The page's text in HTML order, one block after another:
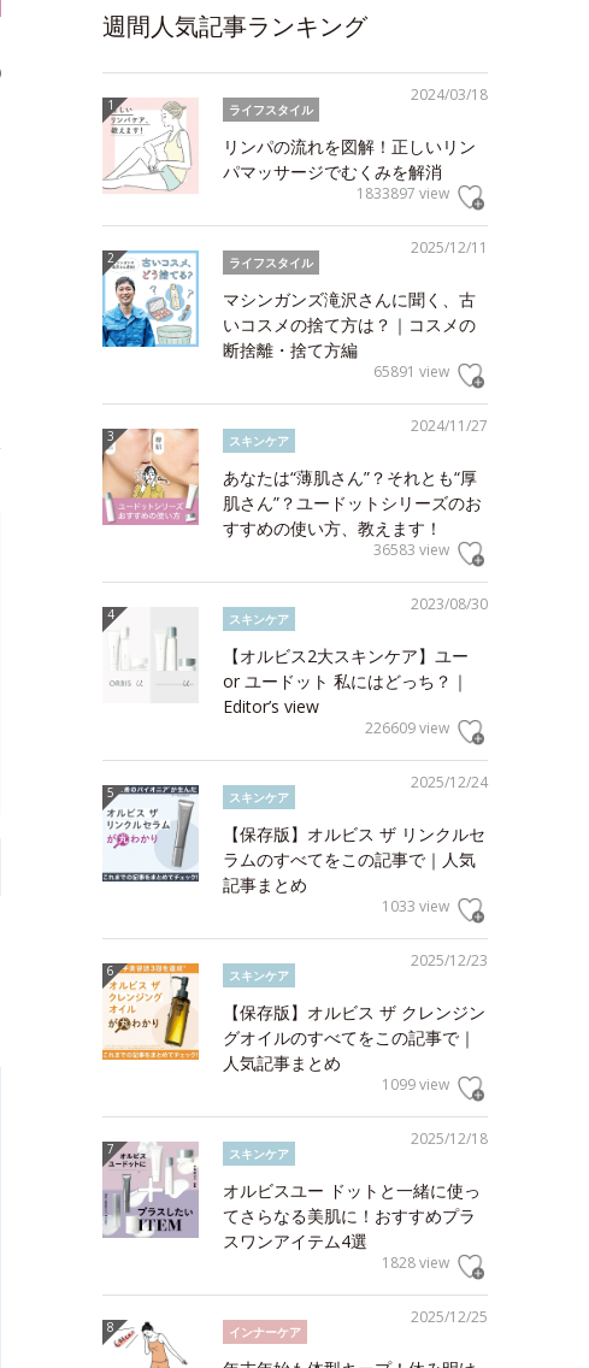
週間人気記事ランキング
2024/03/18
ライフスタイル
リンパの流れを図解！正しいリン
パマッサージでむくみを解消
1833897 view
2025/12/11
ライフスタイル
マシンガンズ滝沢さんに聞く、古
いコスメの捨て方は？｜コスメの
断捨離・捨て方編
65891 view
2024/11/27
スキンケア
あなたは“薄肌さん”？それとも“厚
肌さん”？ユードットシリーズのお
すすめの使い方、教えます！
36583 view
2023/08/30
スキンケア
【オルビス2大スキンケア】ユー
or ユードット 私にはどっち？｜
Editor’s view
226609 view
2025/12/24
スキンケア
【保存版】オルビス ザ リンクルセ
ラムのすべてをこの記事で｜人気
記事まとめ
1033 view
2025/12/23
スキンケア
【保存版】オルビス ザ クレンジン
グオイルのすべてをこの記事で｜
人気記事まとめ
1099 view
2025/12/18
スキンケア
オルビスユー ドットと一緒に使っ
てさらなる美肌に！おすすめプラ
スワンアイテム4選
1828 view
2025/12/25
インナーケア